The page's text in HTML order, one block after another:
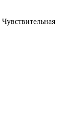
Чувствительная